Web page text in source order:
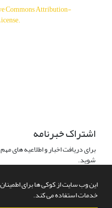
این وب سایت از کوکی ها برای اطمینان
خدمات استفاده می کند.
Commons Attribution-
.
اشتراک خبرنامه
برای دریافت اخبار و اطلاعیه های
شوید.